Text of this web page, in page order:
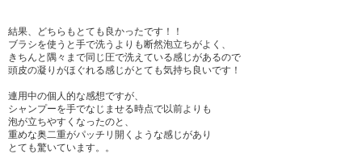
結果、どちらもとても良かったです！！
ブラシを使うと手で洗うよりも断然泡立ちがよく、
きちんと隅々まで同じ圧で洗えている感じがあるので
頭皮の凝りがほぐれる感じがとても気持ち良いです！
連用中の個人的な感想ですが、
シャンプーを手でなじませる時点で以前よりも
泡が立ちやすくなったのと、
重めな奥二重がパッチリ開くような感じがあり
とても驚いています。。